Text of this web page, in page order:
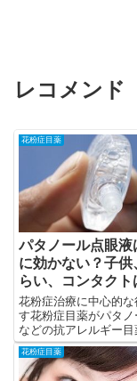
レコメンド
花粉症目薬
パタノール点眼液
に効かない？子供
らい、コンタクト
花粉症治療に中心的な
す花粉症目薬がパタノ
などの抗アレルギー
かし、抗アレルギー
効かないの個人差が大
の実感にも時間がか
花粉症目薬